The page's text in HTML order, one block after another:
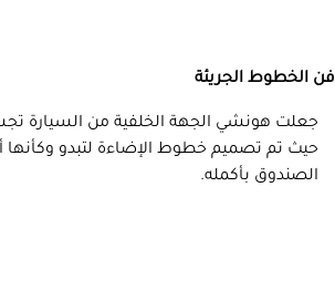
فن الخطوط الجريئة
جعلت هونشي الجهة الخلفية من السيارة
حيث تم تصميم خطوط الإضاءة لتبدو وكأنها
الصندوق بأكمله.